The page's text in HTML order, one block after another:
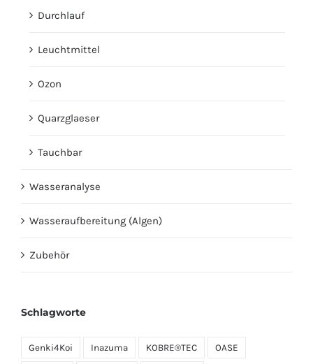
Durchlauf
Leuchtmittel
Ozon
Quarzglaeser
Tauchbar
Wasseranalyse
Wasseraufbereitung (Algen)
Zubehör
Schlagworte
Genki4Koi Inazuma KOBRE®TEC OASE